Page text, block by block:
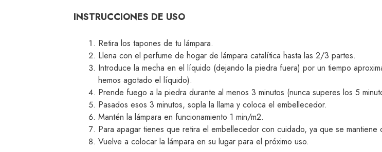
INSTRUCCIONES DE USO
Retira los tapones de tu lámpara.
Llena con el perfume de hogar de lámpara catalítica hasta las 2/3 partes.
Introduce la mecha en el líquido (dejando la piedra fuera) por un tiempo
hemos agotado el líquido).
Prende fuego a la piedra durante al menos 3 minutos (nunca superes los 5
Pasados esos 3 minutos, sopla la llama y coloca el embellecedor.
Mantén la lámpara en funcionamiento 1 min/m2.
Para apagar tienes que retira el embellecedor con cuidado, ya que se
Vuelve a colocar la lámpara en su lugar para el próximo uso.